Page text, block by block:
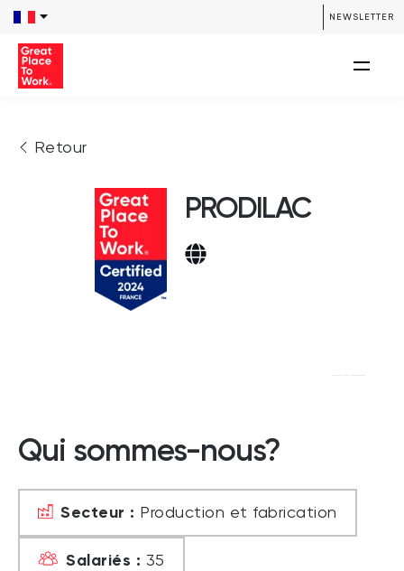
NEWSLETTER
Retour
PRODILAC
Qui sommes-nous?
Secteur : Production et fabrication
Salariés : 35